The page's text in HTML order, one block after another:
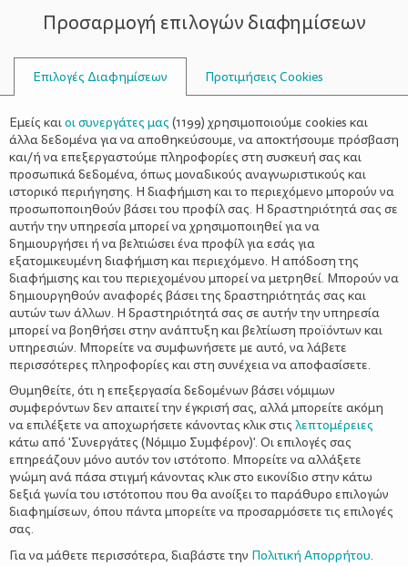
ΣΥΜΒΟΥΛΟΙ
ΖΆΛΗ
Παιδικοί πονοκέφαλοι - Τι πρέπει να
γνωρίζουν οι γονείς
Προσαρμογή επιλογών διαφημίσεων
Επιλογές Διαφημίσεων Προτιμήσεις Cookies
Εμείς καιοι συνεργάτες μας (1199) χρησιμοποιούμε cookies και
άλλα δεδομένα για να αποθηκεύσουμε, να αποκτήσουμε πρόσβαση
και/ή να επεξεργαστούμε πληροφορίες στη συσκευή σας και
προσωπικά δεδομένα, όπως μοναδικούς αναγνωριστικούς και
ιστορικό περιήγησης. Η διαφήμιση και το περιεχόμενο μπορούν να
προσωποποιηθούν βάσει του προφίλ σας. Η δραστηριότητά σας σε
αυτήν την υπηρεσία μπορεί να χρησιμοποιηθεί για να
δημιουργήσει ή να βελτιώσει ένα προφίλ για εσάς για
εξατομικευμένη διαφήμιση και περιεχόμενο. Η απόδοση της
διαφήμισης και του περιεχομένου μπορεί να μετρηθεί. Μπορούν να
δημιουργηθούν αναφορές βάσει της δραστηριότητάς σας και
αυτών των άλλων. Η δραστηριότητά σας σε αυτήν την υπηρεσία
μπορεί να βοηθήσει στην ανάπτυξη και βελτίωση προϊόντων και
υπηρεσιών. Μπορείτε να συμφωνήσετε με αυτό, να λάβετε
περισσότερες πληροφορίες και στη συνέχεια να αποφασίσετε.
Θυμηθείτε, ότι η επεξεργασία δεδομένων βάσει νόμιμων
συμφερόντων δεν απαιτεί την έγκρισή σας, αλλά μπορείτε ακόμη
να επιλέξετε να αποχωρήσετε κάνοντας κλικ στις λεπτομέρειες
κάτω από 'Συνεργάτες (Νόμιμο Συμφέρον)'. Οι επιλογές σας
επηρεάζουν μόνο αυτόν τον ιστότοπο. Μπορείτε να αλλάξετε
γνώμη ανά πάσα στιγμή κάνοντας κλικ στο εικονίδιο στην κάτω
δεξιά γωνία του ιστότοπου που θα ανοίξει το παράθυρο επιλογών
διαφημίσεων, όπου πάντα μπορείτε να προσαρμόσετε τις επιλογές
σας.
Για να μάθετε περισσότερα, διαβάστε την Πολιτική Απορρήτου.